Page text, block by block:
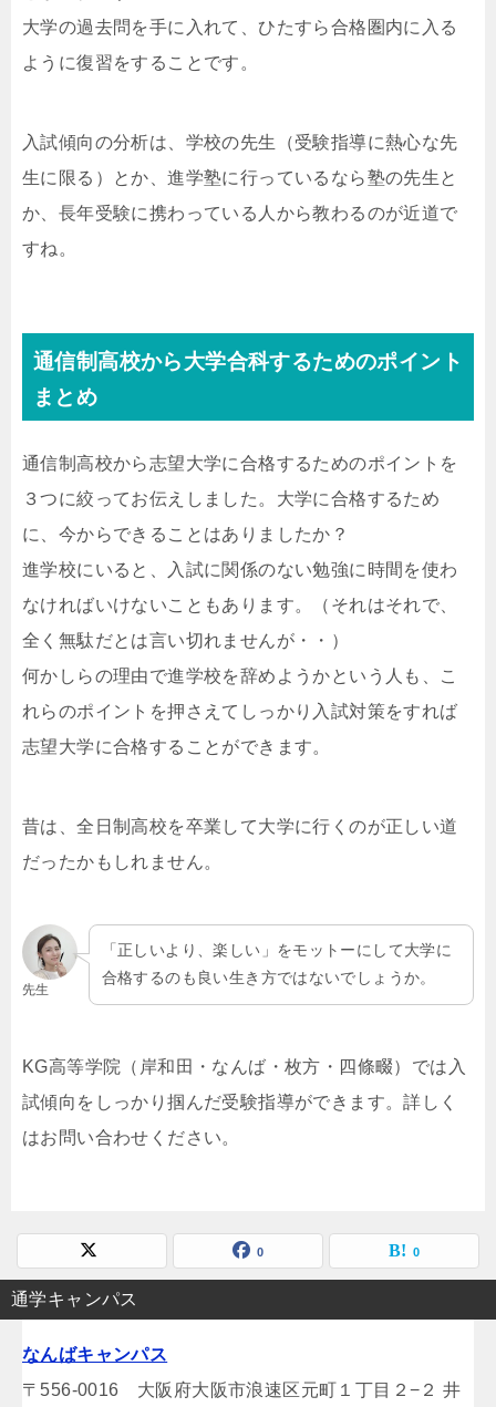
大学の過去問を手に入れて、ひたすら合格圏内に入る
ように復習をすることです。
入試傾向の分析は、学校の先生（受験指導に熱心な先
生に限る）とか、進学塾に行っているなら塾の先生と
か、長年受験に携わっている人から教わるのが近道で
すね。
通信制高校から大学合科するためのポイント
まとめ
通信制高校から志望大学に合格するためのポイントを
３つに絞ってお伝えしました。大学に合格するため
に、今からできることはありましたか？
進学校にいると、入試に関係のない勉強に時間を使わ
なければいけないこともあります。（それはそれで、
全く無駄だとは言い切れませんが・・）
何かしらの理由で進学校を辞めようかという人も、こ
れらのポイントを押さえてしっかり入試対策をすれば
志望大学に合格することができます。
昔は、全日制高校を卒業して大学に行くのが正しい道
だったかもしれません。
先生
「正しいより、楽しい」をモットーにして大学に
合格するのも良い生き方ではないでしょうか。
KG高等学院（岸和田・なんば・枚方・四條畷）では入
試傾向をしっかり掴んだ受験指導ができます。詳しく
はお問い合わせください。
0 0
通学キャンパス
なんばキャンパス
〒556-0016 大阪府大阪市浪速区元町１丁目２−２ 井